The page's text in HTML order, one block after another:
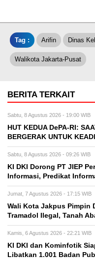
Tag : Arifin Dinas
Walikota Jakarta-Pusat
BERITA TERKAIT
Sabtu, 8 Agustus 2026 - 19:00 WIB
HUT KEDUA DePA-RI:
BERGERAK UNTUK
Sabtu, 8 Agustus 2026 - 09:26 WIB
KI DKI Dorong PT JIEP
Informasi, Predikat
Jumat, 7 Agustus 2026 - 17:15 WIB
Wali Kota Jakpus Pimpin
Tramadol Ilegal, Tanah
Kamis, 6 Agustus 2026 - 22:21 WIB
KI DKI dan Kominfotik
Libatkan 1.001 Badan